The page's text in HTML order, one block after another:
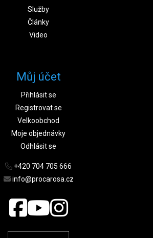
Služby
Články
Video
Můj účet
Přihlásit se
Registrovat se
Velkoobchod
Moje objednávky
Odhlásit se
+420 704 705 666
info@procarosa.cz